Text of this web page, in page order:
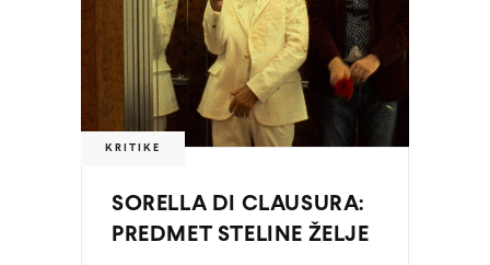
KRITIKE
SORELLA DI CLAUSURA:
PREDMET STELINE ŽELJE